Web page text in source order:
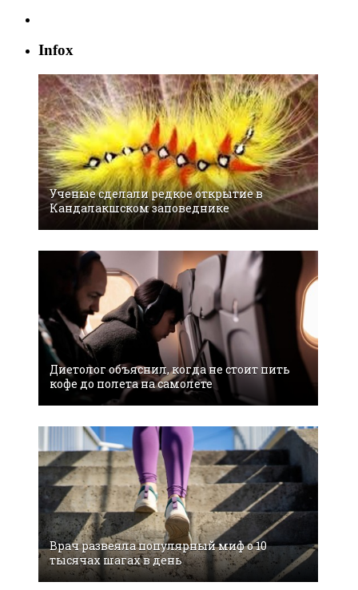
Infox
Ученые сделали редкое открытие в
Кандалакшском заповеднике
Диетолог объяснил, когда не стоит пить
кофе до полета на самолете
Врач развеяла популярный миф о 10
тысячах шагах в день